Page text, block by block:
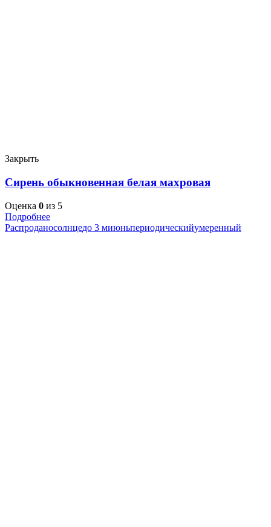
Закрыть
Сирень обыкновенная белая махровая
Оценка 0 из 5
Подробнее
Распроданосолнцедо 3 миюньпериодическийумеренный